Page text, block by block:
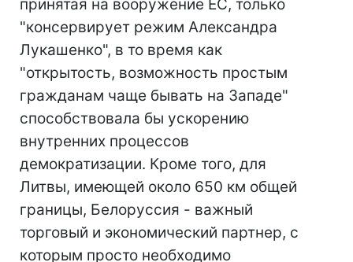
принятая на вооружение ЕС, только
"консервирует режим Александра
Лукашенко", в то время как
"открытость, возможность простым
гражданам чаще бывать на Западе"
способствовала бы ускорению
внутренних процессов
демократизации. Кроме того, для
Литвы, имеющей около 650 км общей
границы, Белоруссия - важный
торговый и экономический партнер, с
которым просто необходимо